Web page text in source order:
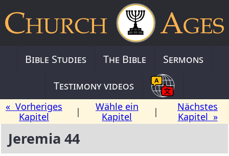
Bible Studies The Bible
Sermons
Testimony videos
« Vorheriges
Kapitel
|
Wähle ein
Kapitel
|
Nächstes
Kapitel »
Jeremia 44